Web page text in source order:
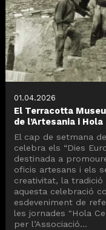
01.04.2026
El Terracotta
de l’Artesania i
El cap de setmana
celebra els “Dies
destinada a
oficis artesans i els
creativitat, la tradició
aquesta celebració
esdeveniment de
les jornades "Hola
per l’Associació...